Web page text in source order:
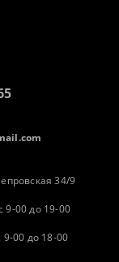
34/9
9-00 до 19-00
9-00 до 18-00